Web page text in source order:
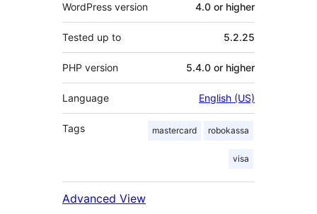
WordPress version 4.0 or higher
Tested up to 5.2.25
PHP version 5.4.0 or higher
Language English (US)
Tags mastercard robokassa
visa
Advanced View